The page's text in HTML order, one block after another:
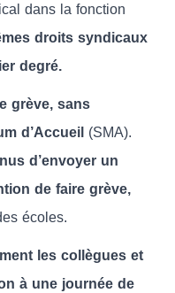
dans la fonction
droits syndicaux
degré.
grève, sans
d’Accueil (SMA).
d’envoyer un
de faire grève,
écoles.
les collègues et
à une journée de